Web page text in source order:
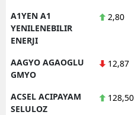
A1YEN A1
YENILENEBILIR
ENERJI
2,80
AAGYO AGAOGLU
GMYO
12,87
ACSEL ACIPAYAM
SELULOZ
128,50